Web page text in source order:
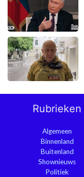
Rubrieken
Algemeen
Binnenland
Buitenland
Shownieuws
Politiek